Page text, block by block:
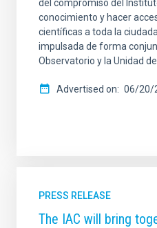
del compromiso del
conocimiento y hacer
científicas a toda la
impulsada de forma
Observatorio y la Unidad
Advertised on 06/20/
PRESS RELEASE
The IAC will bring